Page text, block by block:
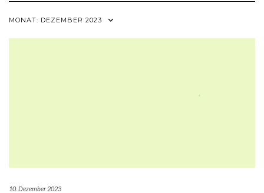
MONAT: DEZEMBER 2023
10. Dezember 2023